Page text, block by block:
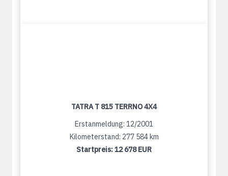
TATRA T 815 TERRNO 4X4
Erstanmeldung: 12/2001
Kilometerstand: 277 584 km
Startpreis:12 678 EUR